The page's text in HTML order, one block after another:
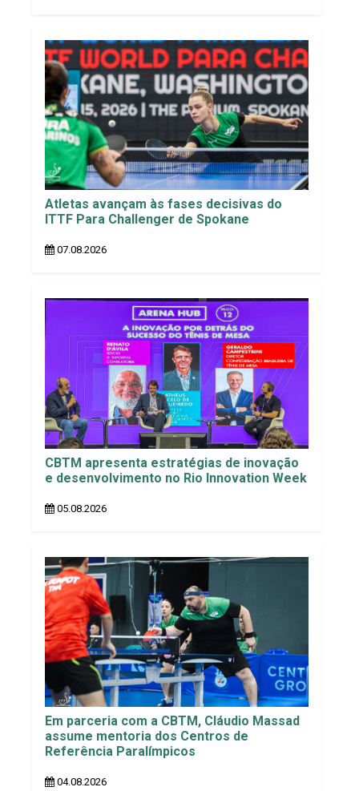
Atletas avançam às fases decisivas do
ITTF Para Challenger de Spokane
07.08.2026
CBTM apresenta estratégias de inovação
e desenvolvimento no Rio Innovation Week
05.08.2026
Em parceria com a CBTM, Cláudio Massad
assume mentoria dos Centros de
Referência Paralímpicos
04.08.2026